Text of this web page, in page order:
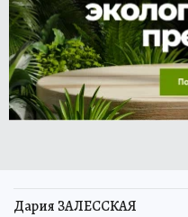
Дария ЗАЛЕССКАЯ